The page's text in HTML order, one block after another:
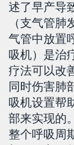
述了早产导
（支气管
气管中放置
吸机）是治
疗法可以改
同时伤害肺
吸机设置帮
部来实现的
整个呼吸周